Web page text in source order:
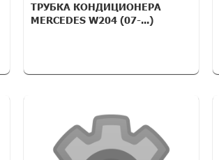
ТРУБКА КОНДИЦИОНЕРА
MERCEDES W204 (07-...)